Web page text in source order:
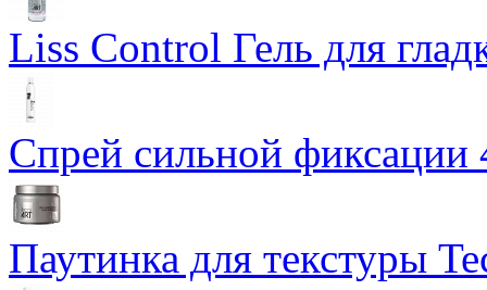
Liss Control Гель для
Спрей сильной фиксации
Паутинка для текстуры